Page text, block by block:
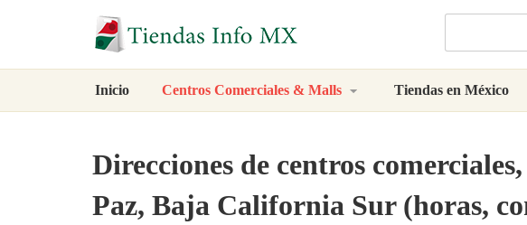
Inicio Centros Comerciales & Malls Tiendas en México
Direcciones de centros
Paz, Baja California Sur (horas,